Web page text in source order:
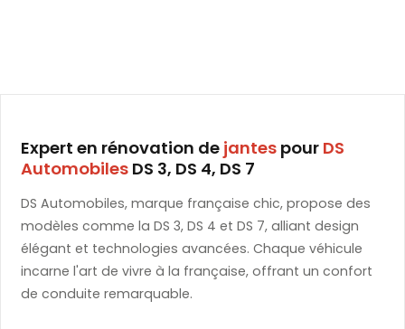
Expert en rénovation dejantespourDS
AutomobilesDS 3, DS 4, DS 7
DS Automobiles, marque française chic, propose des
modèles comme la DS 3, DS 4 et DS 7, alliant design
élégant et technologies avancées. Chaque véhicule
incarne l'art de vivre à la française, offrant un confort
de conduite remarquable.